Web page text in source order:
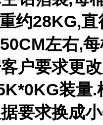
约28KG,直
左右,
户要求更
装量.
要求换成